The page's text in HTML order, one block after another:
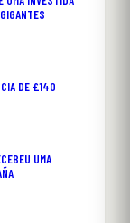
DE £140
UMA